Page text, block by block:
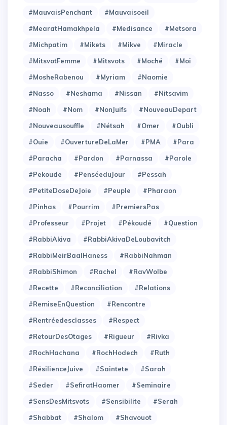
#MauvaisPenchant
#Mauvaisoeil
#MearatHamakhpela
#Medisance
#Metsora
#Michpatim
#Mikets #Mikve
#Miracle
#MitsvotFemme
#Mitsvots #Moché
#Moi
#MosheRabenou
#Myriam
#Naomie
#Nasso
#Neshama #Nissan
#Nitsavim
#Noah
#Nom #NonJuifs
#NouveauDepart
#Nouveausouffle
#Nétsah #Omer
#Oubli
#Ouie
#OuvertureDeLaMer #PMA
#Para
#Paracha
#Pardon #Parnassa
#Parole
#Pekoude
#PenséeduJour
#Pessah
#PetiteDoseDeJoie
#Peuple
#Pharaon
#Pinhas
#Pourrim
#PremiersPas
#Professeur
#Projet #Pékoudé
#Question
#RabbiAkiva
#RabbiAkivaDeLoubavitch
#RabbiMeirBaalHaness
#RabbiNahman
#RabbiShimon
#Rachel
#RavWolbe
#Recette
#Reconciliation
#Relations
#RemiseEnQuestion
#Rencontre
#Rentréedesclasses
#Respect
#RetourDesOtages
#Rigueur
#Rivka
#RochHachana
#RochHodech
#Ruth
#RésilienceJuive
#Saintete
#Sarah
#Seder
#SefiratHaomer
#Seminaire
#SensDesMitsvots
#Sensibilite
#Serah
#Shabbat
#Shalom
#Shavouot